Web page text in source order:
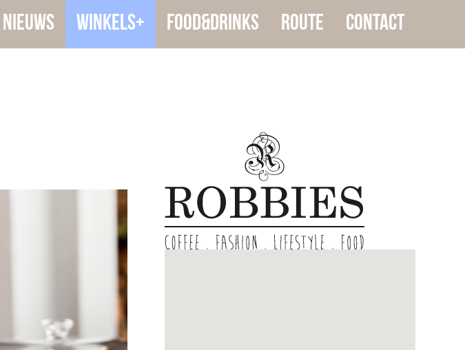
Nieuws Winkels+ food&drinks Route Contact